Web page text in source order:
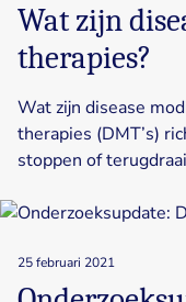
Wat zijn
therapies?
Wat zijn disease
therapies (DMT’s)
stoppen of
25 februari 2021